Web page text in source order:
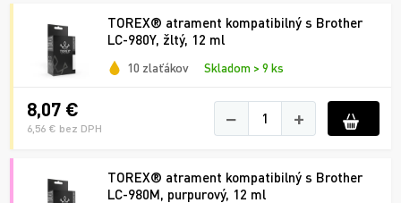
TOREX® atrament kompatibilný s Brother
LC-980Y, žltý, 12 ml
10 zlaťákov Skladom > 9 ks
8,07 €
6,56 € bez DPH − +
TOREX® atrament kompatibilný s Brother
LC-980M, purpurový, 12 ml